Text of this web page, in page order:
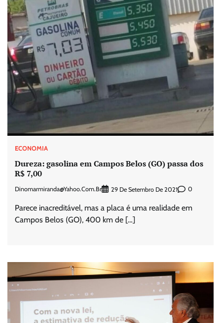
ECONOMIA
Dureza: gasolina em Campos Belos (GO) passa dos
R$ 7,00
Dinomarmiranda@yahoo.com.br 29 De Setembro De 2021 0
Parece inacreditável, mas a placa é uma realidade em
Campos Belos (GO), 400 km de […]